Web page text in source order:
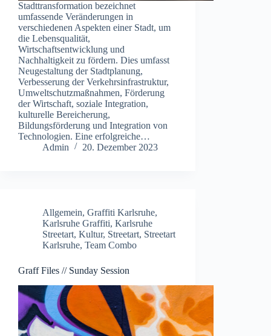
Stadttransformation bezeichnet
umfassende Veränderungen in
verschiedenen Aspekten einer Stadt, um
die Lebensqualität,
Wirtschaftsentwicklung und
Nachhaltigkeit zu fördern. Dies umfasst
Neugestaltung der Stadtplanung,
Verbesserung der Verkehrsinfrastruktur,
Umweltschutzmaßnahmen, Förderung
der Wirtschaft, soziale Integration,
kulturelle Bereicherung,
Bildungsförderung und Integration von
Technologien. Eine erfolgreiche…
Admin
20. Dezember 2023
Allgemein, Graffiti Karlsruhe,
Karlsruhe Graffiti, Karlsruhe
Streetart, Kultur, Streetart, Streetart
Karlsruhe, Team Combo
Graff Files // Sunday Session